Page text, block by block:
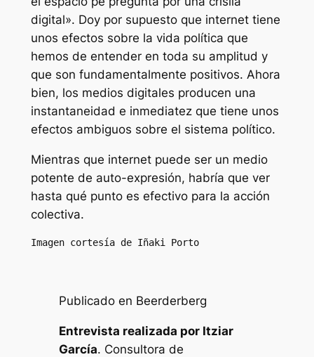
digital». Doy por supuesto que internet tiene
unos efectos sobre la vida política que
hemos de entender en toda su amplitud y
que son fundamentalmente positivos. Ahora
bien, los medios digitales producen una
instantaneidad e inmediatez que tiene unos
efectos ambiguos sobre el sistema político.
Mientras que internet puede ser un medio
potente de auto-expresión, habría que ver
hasta qué punto es efectivo para la acción
colectiva.
Imagen cortesía de Iñaki Porto
Publicado en Beerderberg
Entrevista realizada por Itziar
García. Consultora de